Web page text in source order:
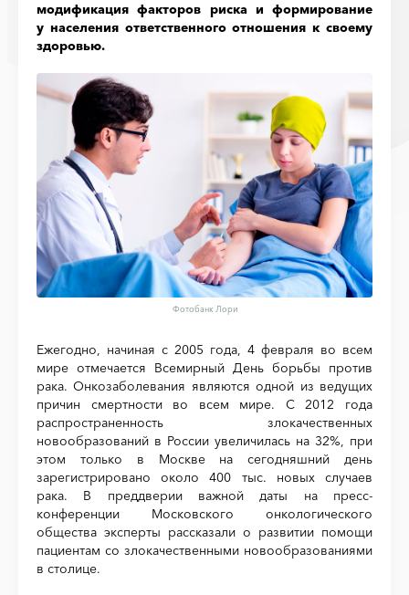
модификация факторов риска и формирование
у населения ответственного отношения к своему
здоровью.
Фотобанк Лори
Ежегодно, начиная с 2005 года, 4 февраля во всем
мире отмечается Всемирный День борьбы против
рака. Онкозаболевания являются одной из ведущих
причин смертности во всем мире. С 2012 года
распространенность злокачественных
новообразований в России увеличилась на 32%, при
этом только в Москве на сегодняшний день
зарегистрировано около 400 тыс. новых случаев
рака. В преддверии важной даты на пресс-
конференции Московского онкологического
общества эксперты рассказали о развитии помощи
пациентам со злокачественными новообразованиями
в столице.